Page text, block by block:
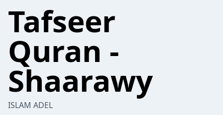
Tafseer
Quran -
Shaarawy
ISLAM ADEL